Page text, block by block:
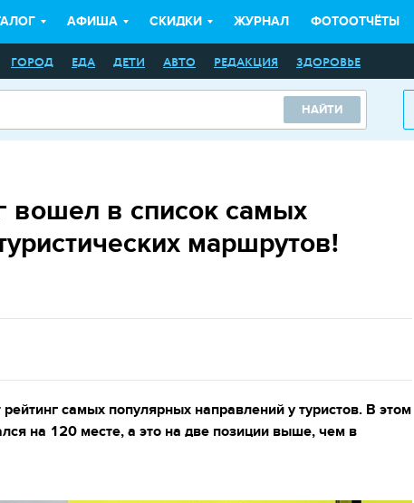
АФИША СКИДКИ ЖУРНАЛ ФОТООТЧЁТЫ
ГОРОД ЕДА ДЕТИ АВТО РЕДАКЦИЯ ЗДОРОВЬЕ
НАЙТИ
вошел в список самых
маршрутов!
самых популярных направлений у туристов. В этом
на 120 месте, а это на две позиции выше, чем в